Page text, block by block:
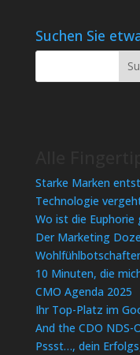
Suchen Sie
Starke Marken
Technologie
Wo ist die Euphorie
Der Marketing
10 Minuten, die
CMO Agenda 2025
Ihr Top-Platz im
And the CDO
Pssst…, dein